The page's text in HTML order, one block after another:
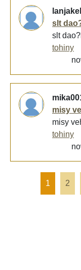
slt
slt
tohiny
misy
misy
tohiny
1 2